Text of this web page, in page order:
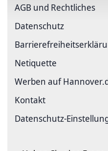
AGB und Rechtliches
Datenschutz
Netiquette
Werben auf
Kontakt
Datenschutz-